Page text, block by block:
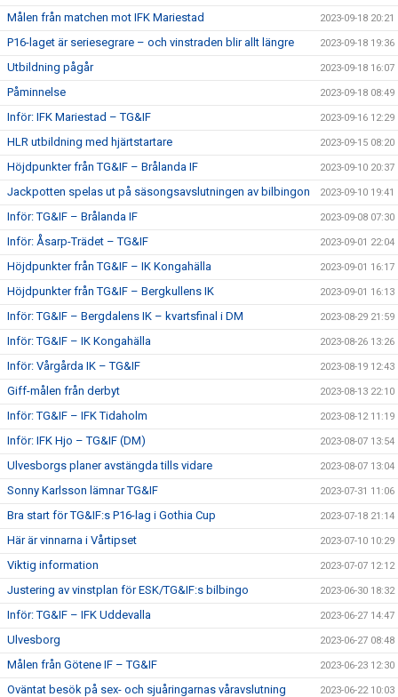
Målen från matchen mot IFK Mariestad 2023-09-18 20:21
P16-laget är seriesegrare – och vinstraden blir allt längre 2023-09-18 19:36
Utbildning pågår 2023-09-18 16:07
Påminnelse 2023-09-18 08:49
Inför: IFK Mariestad – TG&IF 2023-09-16 12:29
HLR utbildning med hjärtstartare 2023-09-15 08:20
Höjdpunkter från TG&IF – Brålanda IF 2023-09-10 20:37
Jackpotten spelas ut på säsongsavslutningen av bilbingon 2023-09-10 19:41
Inför: TG&IF – Brålanda IF 2023-09-08 07:30
Inför: Åsarp-Trädet – TG&IF 2023-09-01 22:04
Höjdpunkter från TG&IF – IK Kongahälla 2023-09-01 16:17
Höjdpunkter från TG&IF – Bergkullens IK 2023-09-01 16:13
Inför: TG&IF – Bergdalens IK – kvartsfinal i DM 2023-08-29 21:59
Inför: TG&IF – IK Kongahälla 2023-08-26 13:26
Inför: Vårgårda IK – TG&IF 2023-08-19 12:43
Giff-målen från derbyt 2023-08-13 22:10
Inför: TG&IF – IFK Tidaholm 2023-08-12 11:19
Inför: IFK Hjo – TG&IF (DM) 2023-08-07 13:54
Ulvesborgs planer avstängda tills vidare 2023-08-07 13:04
Sonny Karlsson lämnar TG&IF 2023-07-31 11:06
Bra start för TG&IF:s P16-lag i Gothia Cup 2023-07-18 21:14
Här är vinnarna i Vårtipset 2023-07-10 10:29
Viktig information 2023-07-07 12:12
Justering av vinstplan för ESK/TG&IF:s bilbingo 2023-06-30 18:32
Inför: TG&IF – IFK Uddevalla 2023-06-27 14:47
Ulvesborg 2023-06-27 08:48
Målen från Götene IF – TG&IF 2023-06-23 12:30
Oväntat besök på sex- och sjuåringarnas våravslutning 2023-06-22 10:03